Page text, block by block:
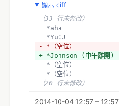
顯示 diff
（33 行未修改）
  *aha
  *YuCJ
- *（空位）
+ *Johnson (中午離開)
  *（空位）
  *（空位）
（20 行未修改）
2014-10-04 12:57 – 12:57